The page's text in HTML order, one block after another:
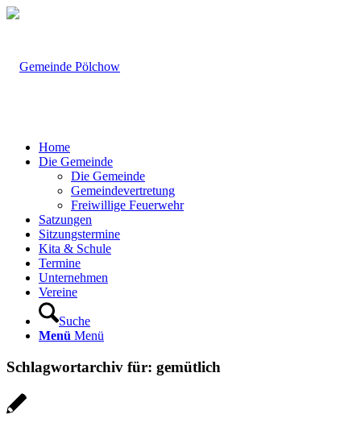
Home
Die Gemeinde
Die Gemeinde
Gemeindevertretung
Freiwillige Feuerwehr
Satzungen
Sitzungstermine
Kita & Schule
Termine
Unternehmen
Vereine
Suche
Menü Menü
Schlagwortarchiv für: gemütlich